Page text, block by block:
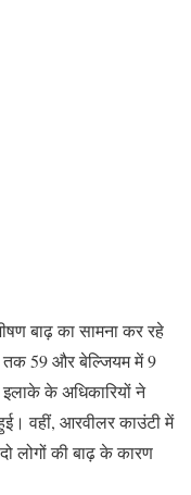
बाढ़ का सामना कर रहे
तक 59 और बेल्जियम में 9
इलाके के अधिकारियों ने
वहीं, आरवीलर काउंटी में
लोगों की बाढ़ के कारण